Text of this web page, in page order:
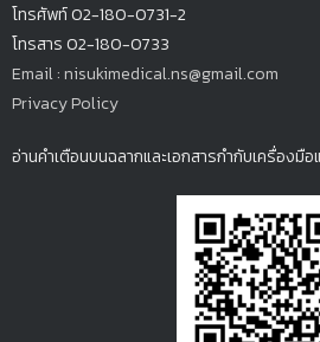
โทรศัพท์ 02-180-0731-2
โทรสาร 02-180-0733
Email : nisukimedical.ns@gmail.com
Privacy Policy
อ่านคำเตือนบนฉลากและเอกสารกำกับเครื่องมื